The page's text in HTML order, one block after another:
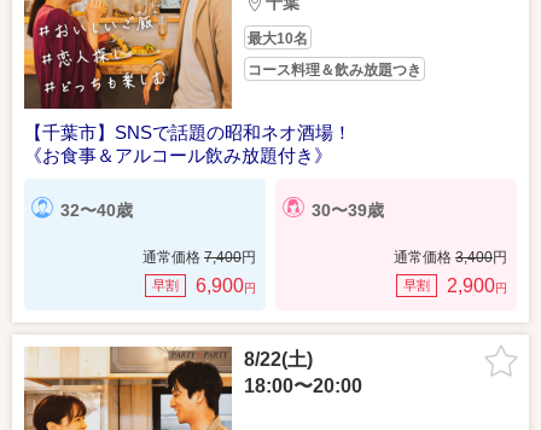
最大10名
コース料理＆飲み放題つき
【千葉市】SNSで話題の昭和ネオ酒場！
《お食事＆アルコール飲み放題付き》
32〜40歳
通常価格 7,400円
早割 6,900円
30〜39歳
通常価格 3,400円
早割 2,900円
8/22(土)
18:00〜20:00